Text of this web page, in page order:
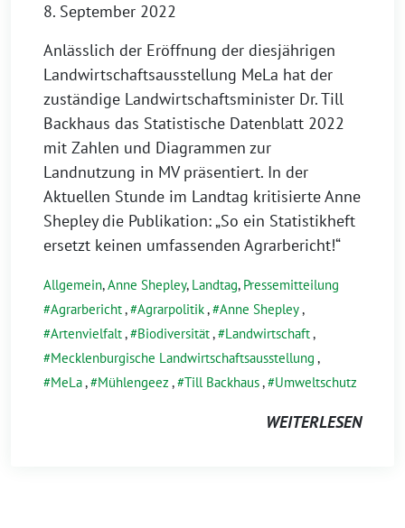
8. September 2022
Anlässlich der Eröffnung der diesjährigen
Landwirtschaftsausstellung MeLa hat der
zuständige Landwirtschaftsminister Dr. Till
Backhaus das Statistische Datenblatt 2022
mit Zahlen und Diagrammen zur
Landnutzung in MV präsentiert. In der
Aktuellen Stunde im Landtag kritisierte Anne
Shepley die Publikation: „So ein Statistikheft
ersetzt keinen umfassenden Agrarbericht!“
Allgemein,Anne Shepley, Landtag, Pressemitteilung
Agrarbericht, Agrarpolitik, Anne Shepley,
Artenvielfalt, Biodiversität, Landwirtschaft,
Mecklenburgische Landwirtschaftsausstellung ,
MeLa, Mühlengeez , Till Backhaus, Umweltschutz
WEITERLESEN